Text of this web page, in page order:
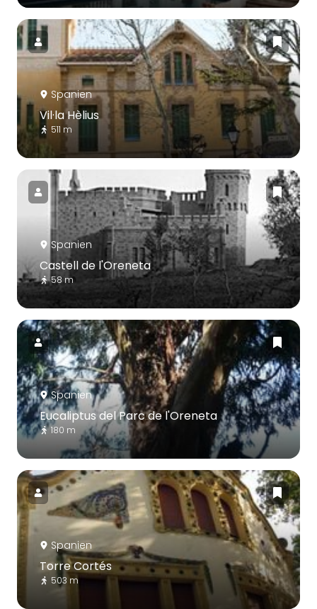
Spanien
Vil·la Hèlius
511 m
Spanien
Castell de l'Oreneta
58 m
Spanien
Eucaliptus del Parc de l'Oreneta
180 m
Spanien
Torre Cortés
503 m